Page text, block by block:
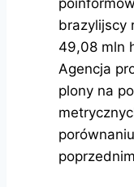
brazylijscy
49,08 mln
Agencja
plony na